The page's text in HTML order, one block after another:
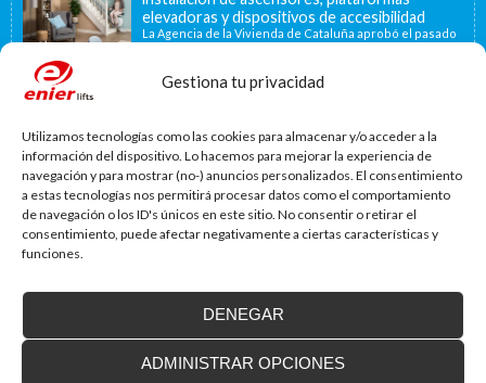
Gestiona tu privacidad
Utilizamos tecnologías como las cookies para almacenar y/o acceder a la
información del dispositivo. Lo hacemos para mejorar la experiencia de
navegación y para mostrar (no-) anuncios personalizados. El consentimiento
a estas tecnologías nos permitirá procesar datos como el comportamiento
de navegación o los ID's únicos en este sitio. No consentir o retirar el
consentimiento, puede afectar negativamente a ciertas características y
funciones.
DENEGAR
ADMINISTRAR OPCIONES
elevadoras y dispositivos de accesibilidad
La Agencia de la Vivienda de Cataluña aprobó el pasado
15 de noviembre de...
La accesibilidad universal es una prioridad
MAS NOTICIAS